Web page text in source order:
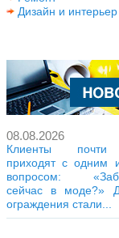
Дизайн и интерьер
08.08.2026
Клиенты почти
приходят с одним
вопросом:
сейчас в моде?»
ограждения стали...